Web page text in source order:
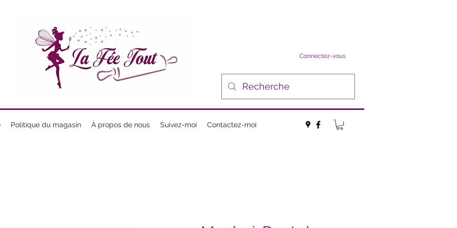
Connectez-vous
Politique du magasin À propos de nous Suivez-moi Contactez-moi